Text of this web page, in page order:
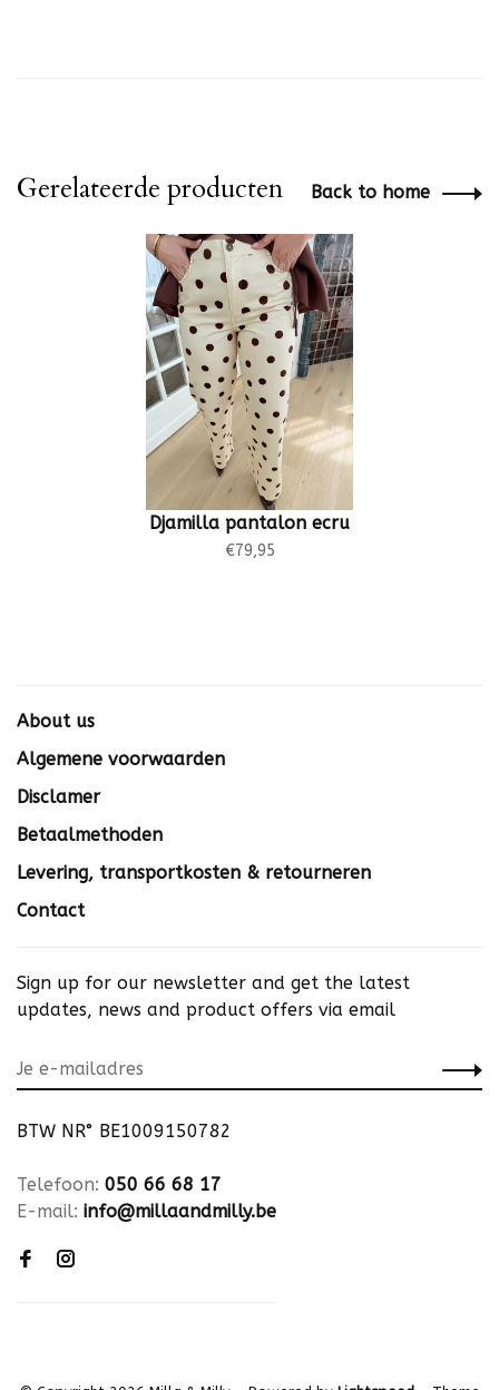
Gerelateerde producten Back to home
Djamilla pantalon ecru
€79,95
About us
Algemene voorwaarden
Disclamer
Betaalmethoden
Levering, transportkosten & retourneren
Contact
Sign up for our newsletter and get the latest
updates, news and product offers via email
BTW NR° BE1009150782
Telefoon: 050 66 68 17
E-mail: info@millaandmilly.be